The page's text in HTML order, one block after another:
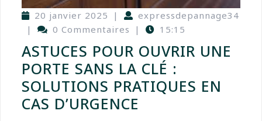
20 janvier 2025 |
expressdepannage34
|
0 Commentaires | 15:15
ASTUCES POUR OUVRIR UNE
PORTE SANS LA CLÉ :
SOLUTIONS PRATIQUES EN
CAS D’URGENCE